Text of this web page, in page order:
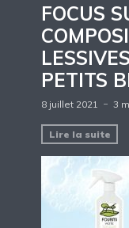
FOCUS
PETITS
8 juillet 2021 3
Lire la suite